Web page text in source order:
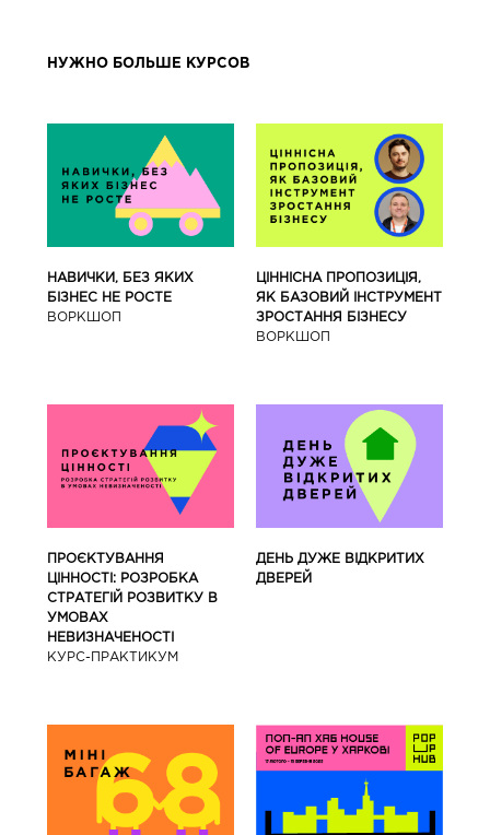
НУЖНО БОЛЬШЕ КУРСОВ
НАВИЧКИ, БЕЗ ЯКИХ
БІЗНЕС НЕ РОСТЕ
ВОРКШОП
ЦІННІСНА ПРОПОЗИЦІЯ,
ЯК БАЗОВИЙ ІНСТРУМЕНТ
ЗРОСТАННЯ БІЗНЕСУ
ВОРКШОП
ПРОЄКТУВАННЯ
ЦІННОСТІ: РОЗРОБКА
СТРАТЕГІЙ РОЗВИТКУ В
УМОВАХ
НЕВИЗНАЧЕНОСТІ
КУРС-ПРАКТИКУМ
ДЕНЬ ДУЖЕ ВІДКРИТИХ
ДВЕРЕЙ